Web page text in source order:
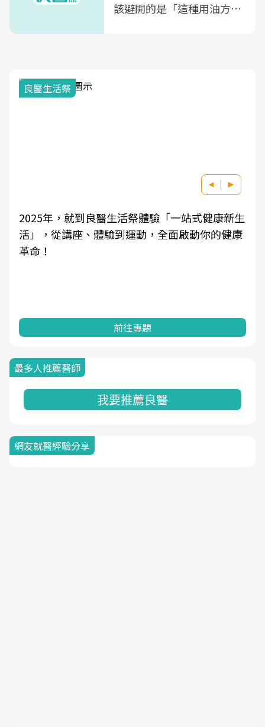
該避開的是「這種用油方
我與健康韌性的距離
良醫健康網從「換季的身體變化」出發，透過醫
學觀點與日常感受的對話，建立對亞健康的認
知，進而引導實際的改善行動。
前往專題
最多人推薦醫師
我要推薦良醫
網友就醫經驗分享